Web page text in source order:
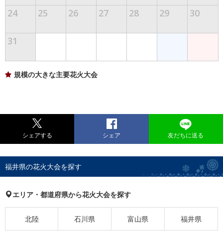
24 25 26 27 28 29 30
31
規模の大きな主要花火大会
シェアする シェア 友だちに送る
福井県の花火大会を探す
エリア・都道府県から花火大会を探す
北陸 石川県 富山県 福井県